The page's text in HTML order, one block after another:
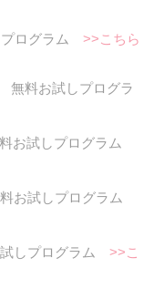
プログラム >>こちら
無料お試しプログラ
お試しプログラム
お試しプログラム
しプログラム >>こ